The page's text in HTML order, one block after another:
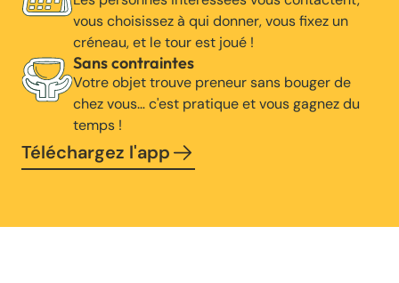
vous choisissez à qui donner, vous fixez un
créneau, et le tour est joué !
Sans contraintes
Votre objet trouve preneur sans bouger de
chez vous… c'est pratique et vous gagnez du
temps !
Téléchargez l'app